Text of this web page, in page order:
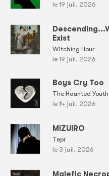
le 19 juil. 2026
Exist
Witching Hour
le 19 juil. 2026
Boys Cry Too
The Haunted Youth
le 14 juil. 2026
MIZUIRO
Tepr
le 3 juil. 2026
Malefic